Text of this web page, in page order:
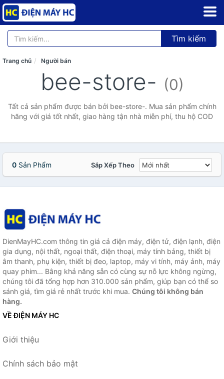
Tìm kiếm
Trang chủ Người bán
bee-store- (0)
Tất cả sản phẩm được bán bởi bee-store-. Mua sản phẩm chính
hãng với giá tốt nhất, giao hàng tận nhà miễn phí, thu hộ COD
0 Sản Phẩm Sắp Xếp Theo
DienMayHC.com thông tin giá cả điện máy, điện tử, điện lạnh, điện
gia dụng, nội thất, ngoại thất, điện thoại, máy tính bảng, thiết bị
âm thanh, phụ kiện, thiết bị đeo, laptop, máy vi tính, máy ảnh, máy
quay phim... Bằng khả năng sẵn có cùng sự nỗ lực không ngừng,
chúng tôi đã tổng hợp hơn 310.000 sản phẩm, giúp bạn có thể so
sánh giá, tìm giá rẻ nhất trước khi mua. Chúng tôi không bán
hàng.
VỀ ĐIỆN MÁY HC
Giới thiệu
Chính sách bảo mật